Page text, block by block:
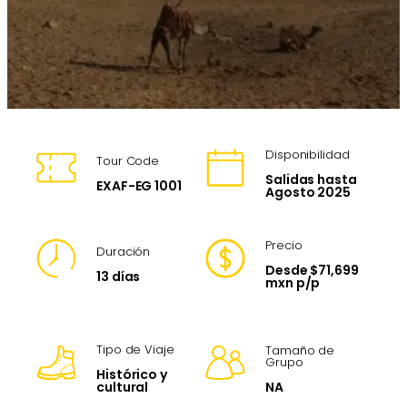
Tour Code
EXAF-EG 1001
Disponibilidad
Salidas hasta
Agosto 2025
Duración
13 días
Precio
Desde $71,699
mxn p/p
Tipo de Viaje
Histórico y
cultural
Tamaño de
Grupo
NA